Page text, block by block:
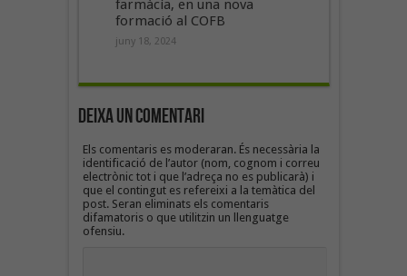
farmàcia, en una nova
formació al COFB
juny 18, 2024
Deixa un Comentari
Els comentaris es moderaran. És necessària la
identificació de l’autor (nom, cognom i correu
electrònic tot i que l’adreça no es publicarà) i
que el contingut es refereixi a la temàtica del
post. Seran eliminats els comentaris
difamatoris o que utilitzin un llenguatge
ofensiu.